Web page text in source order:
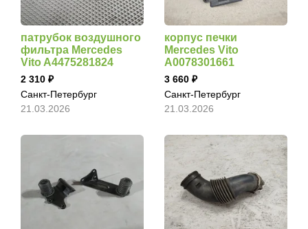
патрубок воздушного
фильтра Mercedes
Vito A4475281824
2 310
Санкт-Петербург
21.03.2026
корпус печки
Mercedes Vito
A0078301661
3 660
Санкт-Петербург
21.03.2026